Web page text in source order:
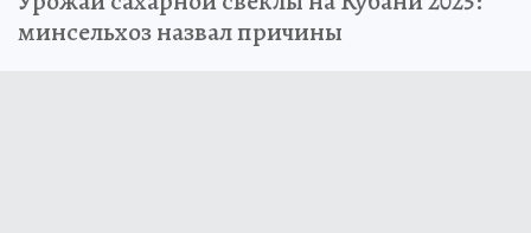
минсельхоз назвал причины